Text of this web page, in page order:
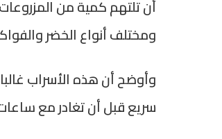
ومختلف أنواع الخضر
وأوضح أن هذه الأسراب
سريع قبل أن تغادر مع